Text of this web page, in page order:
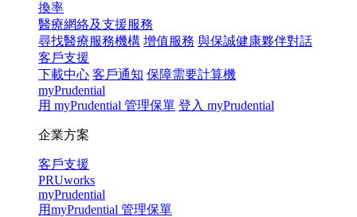
換率
醫療網絡及支援服務
尋找醫療服務機構 增值服務 與保誠健康夥伴對話
客戶支援
下載中心 客戶通知 保障需要計算機
myPrudential
用 myPrudential 管理保單 登入 myPrudential
企業方案
客戶支援
PRUworks
myPrudential
用myPrudential 管理保單